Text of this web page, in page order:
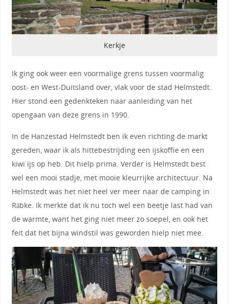
Kerkje
Ik ging ook weer een voormalige grens tussen voormalig
oost- en West-Duitsland over, vlak voor de stad Helmstedt.
Hier stond een gedenkteken naar aanleiding van het
opengaan van deze grens in 1990.
In de Hanzestad Helmstedt ben ik even richting de markt
gereden, waar ik als hittebestrijding een ijskoffie en een
kiwi ijs op heb. Dit hielp prima. Verder is Helmstedt best
wel een mooi stadje, met mooie kleurrijke architectuur. Na
Helmstedt was het niet heel ver meer naar de camping in
Räbke. Ik merkte dat ik nu toch wel een beetje last had van
de warmte, want het ging niet meer zo soepel, en ook het
feit dat het bijna windstil was geworden hielp niet mee.